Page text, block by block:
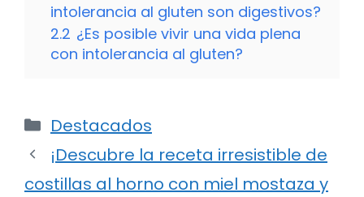
intolerancia al gluten son digestivos?
2.2 ¿Es posible vivir una vida plena
con intolerancia al gluten?
Categorías
Destacados
¡Descubre la receta irresistible de
costillas al horno con miel mostaza y